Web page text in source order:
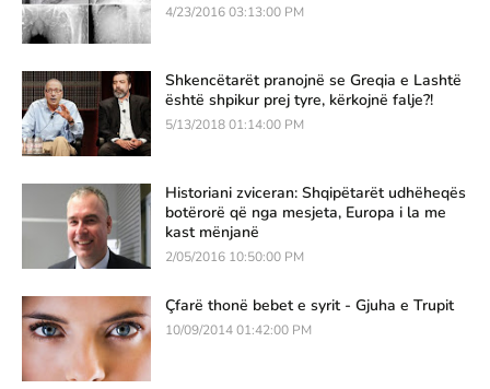
4/23/2016 03:13:00 PM
Shkencëtarët pranojnë se Greqia e Lashtë
është shpikur prej tyre, kërkojnë falje?!
5/13/2018 01:14:00 PM
Historiani zviceran: Shqipëtarët udhëheqës
botërorë që nga mesjeta, Europa i la me
kast mënjanë
2/05/2016 10:50:00 PM
Çfarë thonë bebet e syrit - Gjuha e Trupit
10/09/2014 01:42:00 PM